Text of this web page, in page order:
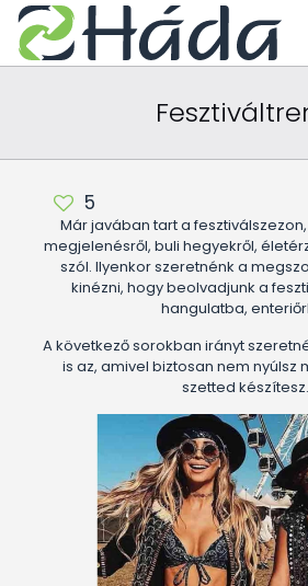
5
Már javában tart a
megjelenésről, buli hegyekről,
szól. Ilyenkor szeretnénk a
kinézni, hogy beolvadjunk a
hangulatba,
A következő sorokban irányt
is az, amivel biztosan nem nyúlsz
szetted készítesz.